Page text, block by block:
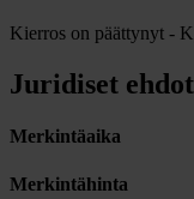
Kierros on päättynyt -
Juridiset ehdot
Merkintäaika
Merkintähinta